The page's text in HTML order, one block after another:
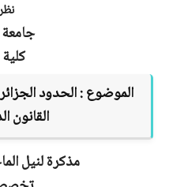
جامعة
الموضوع :الحدود
القانون
مذكرة لنيل